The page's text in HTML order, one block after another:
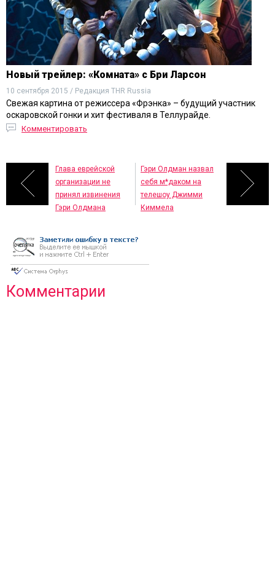
Новый трейлер: «Комната» с Бри Ларсон
10 сентября 2015 / Редакция THR Russia
Свежая картина от режиссера «Фрэнка» – будущий участник
оскаровской гонки и хит фестиваля в Теллурайде.
Комментировать
Глава еврейской
организации не
принял извинения
Гэри Олдмана
Гэри Олдман назвал
себя м*даком на
телешоу Джимми
Киммела
Комментарии